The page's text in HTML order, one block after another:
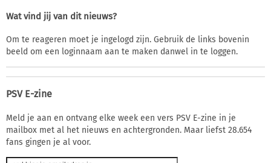
Wat vind jij van dit nieuws?
Om te reageren moet je ingelogd zijn. Gebruik de links bovenin
beeld om een loginnaam aan te maken danwel in te loggen.
PSV E-zine
Meld je aan en ontvang elke week een vers PSV E-zine in je
mailbox met al het nieuws en achtergronden. Maar liefst 28.654
fans gingen je al voor.